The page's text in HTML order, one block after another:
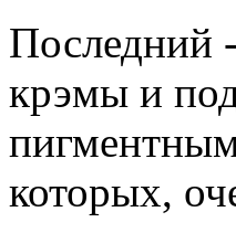
Последний
крэмы и
которых,